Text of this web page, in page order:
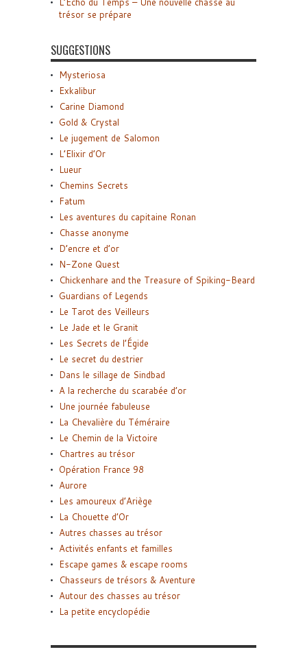
trésor se prépare
SUGGESTIONS
Mysteriosa
Exkalibur
Carine Diamond
Gold & Crystal
Le jugement de Salomon
L’Elixir d’Or
Lueur
Chemins Secrets
Fatum
Les aventures du capitaine Ronan
Chasse anonyme
D’encre et d’or
N-Zone Quest
Chickenhare and the Treasure of Spiking-Beard
Guardians of Legends
Le Tarot des Veilleurs
Le Jade et le Granit
Les Secrets de l’Égide
Le secret du destrier
Dans le sillage de Sindbad
A la recherche du scarabée d’or
Une journée fabuleuse
La Chevalière du Téméraire
Le Chemin de la Victoire
Chartres au trésor
Opération France 98
Aurore
Les amoureux d’Ariège
La Chouette d’Or
Autres chasses au trésor
Activités enfants et familles
Escape games & escape rooms
Chasseurs de trésors & Aventure
Autour des chasses au trésor
La petite encyclopédie